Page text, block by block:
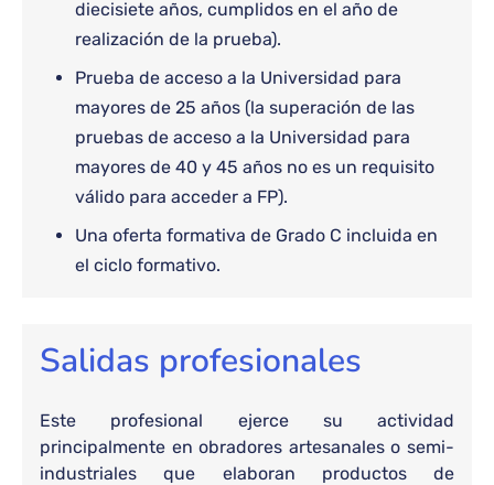
diecisiete años, cumplidos en el año de
realización de la prueba).
Prueba de acceso a la Universidad para
mayores de 25 años (la superación de las
pruebas de acceso a la Universidad para
mayores de 40 y 45 años no es un requisito
válido para acceder a FP).
Una oferta formativa de Grado C incluida en
el ciclo formativo.
Salidas profesionales
Este profesional ejerce su actividad
principalmente en obradores artesanales o semi-
industriales que elaboran productos de